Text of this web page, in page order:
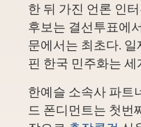
한 뒤 가진 언론 인
후보는 결선투표에
문에서는 최초다. 일
핀 한국 민주화는
한예슬 소속사 파트
드 폰디먼트는 첫번